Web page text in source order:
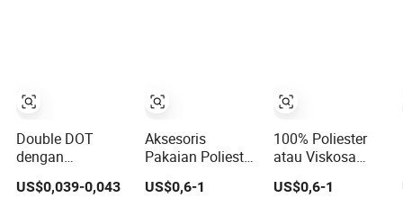
Double DOT
dengan
Pelapisan Pes/PA
dari 25GSM
US$0,039-0,043
Aksesoris
Pakaian Poliester
Non Woven
Interlining Fusible
US$0,6-1
100% Poliester
atau Viskosa
Non-Fusible
Keras Rasa
US$0,6-1